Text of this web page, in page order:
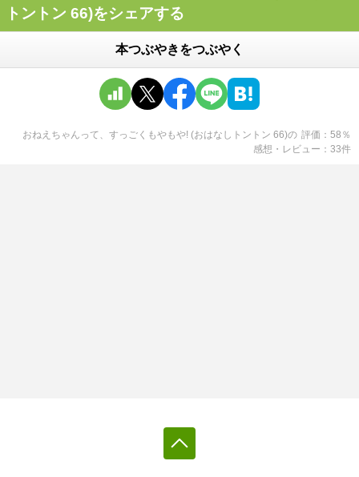
トントン 66)をシェアする
本つぶやきをつぶやく
おねえちゃんって、すっごくもやもや! (おはなしトントン 66)の 評価 58 ％
感想・レビュー
33件